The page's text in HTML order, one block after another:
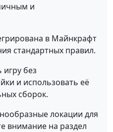
и
в Майнкрафт
стандартных правил.
игру без
и использовать её
сборок.
локации для
внимание на раздел